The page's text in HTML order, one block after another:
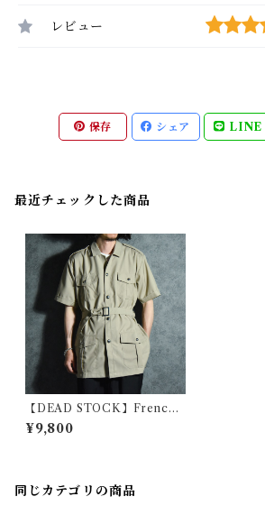
レビュー
保存 シェア LINE
最近チェックした商品
【DEAD STOCK】French
Army Safari Jacket Short-s
leeve フランス軍 サファリ ジ
¥9,800
同じカテゴリの商品